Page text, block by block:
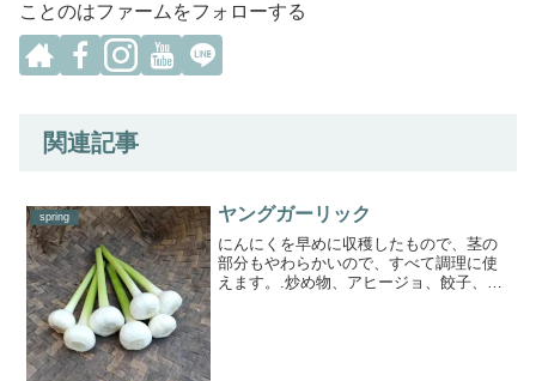
ことのはファームをフォローする
関連記事
spring ヤングガーリック
にんにくを早めに収穫したもので、茎の
部分もやわらかいので、すべて調理に使
えます。.炒め物、アヒージョ、餃子、カ